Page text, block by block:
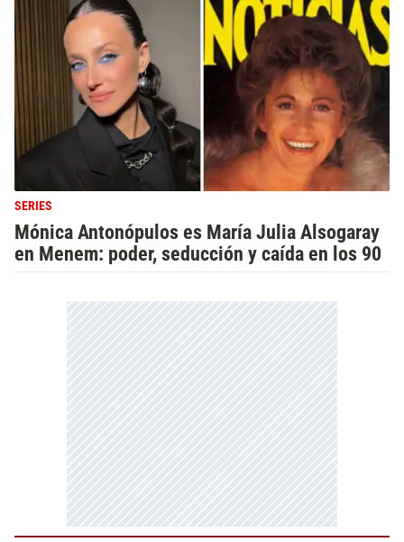
SERIES
Mónica Antonópulos es María Julia Alsogaray
en Menem: poder, seducción y caída en los 90